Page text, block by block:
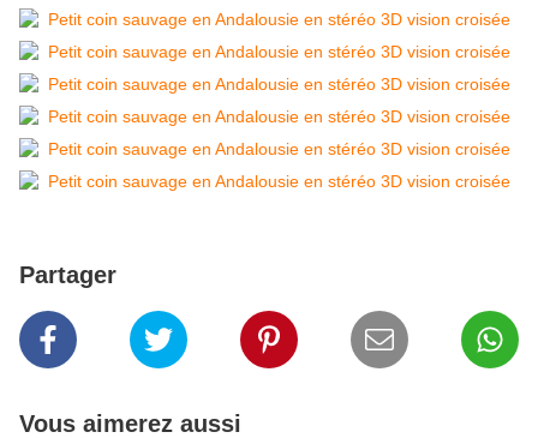
Partager
Vous aimerez aussi